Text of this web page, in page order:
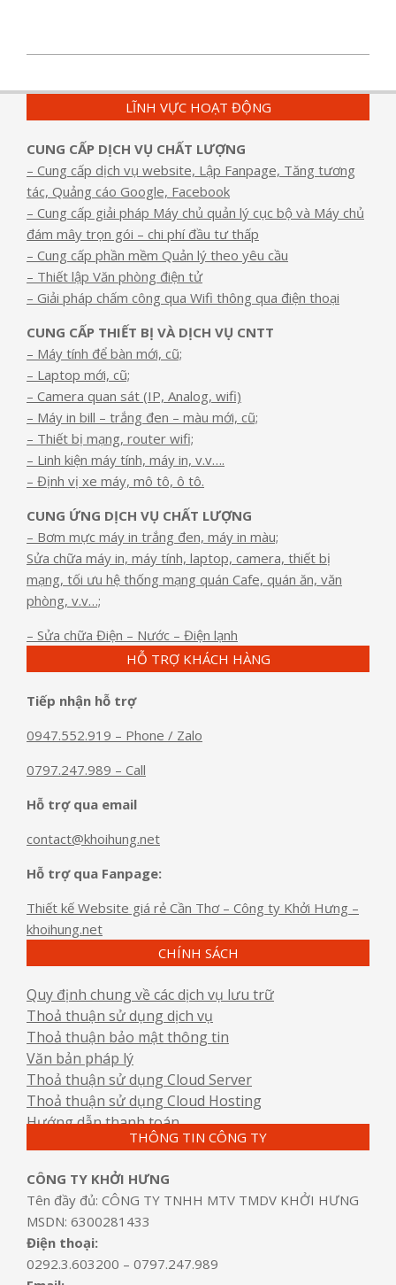
LĨNH VỰC HOẠT ĐỘNG
CUNG CẤP DỊCH VỤ CHẤT LƯỢNG
– Cung cấp dịch vụ website, Lập Fanpage, Tăng tương
tác, Quảng cáo Google, Facebook
– Cung cấp giải pháp Máy chủ quản lý cục bộ và Máy chủ
đám mây trọn gói – chi phí đầu tư thấp
– Cung cấp phần mềm Quản lý theo yêu cầu
– Thiết lập Văn phòng điện tử
– Giải pháp chấm công qua Wifi thông qua điện thoại
CUNG CẤP THIẾT BỊ VÀ DỊCH VỤ CNTT
– Máy tính để bàn mới, cũ;
– Laptop mới, cũ;
– Camera quan sát (IP, Analog, wifi)
– Máy in bill – trắng đen – màu mới, cũ;
– Thiết bị mạng, router wifi;
– Linh kiện máy tính, máy in, v.v….
– Định vị xe máy, mô tô, ô tô.
CUNG ỨNG DỊCH VỤ CHẤT LƯỢNG
– Bơm mực máy in trắng đen, máy in màu;
Sửa chữa máy in, máy tính, laptop, camera, thiết bị
mạng, tối ưu hệ thống mạng quán Cafe, quán ăn, văn
phòng, v.v…;
– Sửa chữa Điện – Nước – Điện lạnh
HỖ TRỢ KHÁCH HÀNG
Tiếp nhận hỗ trợ
0947.552.919 – Phone / Zalo
0797.247.989 – Call
Hỗ trợ qua email
contact@khoihung.net
Hỗ trợ qua Fanpage:
Thiết kế Website giá rẻ Cần Thơ – Công ty Khởi Hưng –
khoihung.net
CHÍNH SÁCH
Quy định chung về các dịch vụ lưu trữ
Thoả thuận sử dụng dịch vụ
Thoả thuận bảo mật thông tin
Văn bản pháp lý
Thoả thuận sử dụng Cloud Server
Thoả thuận sử dụng Cloud Hosting
Hướng dẫn thanh toán
THÔNG TIN CÔNG TY
CÔNG TY KHỞI HƯNG
Tên đầy đủ: CÔNG TY TNHH MTV TMDV KHỞI HƯNG
MSDN: 6300281433
Điện thoại:
0292.3.603200 – 0797.247.989